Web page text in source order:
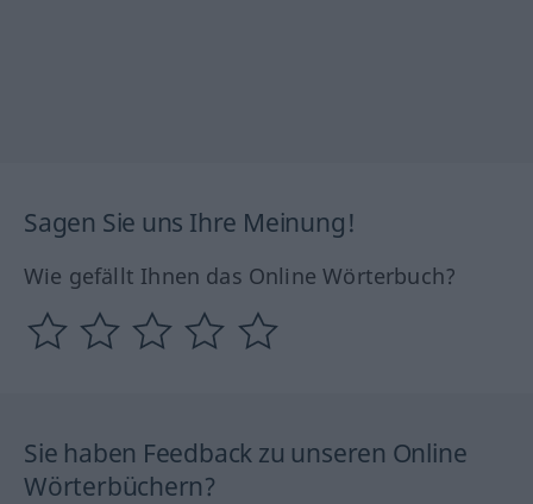
Sagen Sie uns Ihre Meinung!
Wie gefällt Ihnen das Online Wörterbuch?
Sie haben Feedback zu unseren Online
Wörterbüchern?